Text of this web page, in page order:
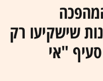
שישקיעו רק
"אי